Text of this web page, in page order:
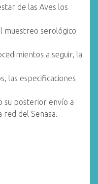
de las Aves los
muestreo serológico
a seguir, la
las especificaciones
su posterior envío a
red del Senasa.